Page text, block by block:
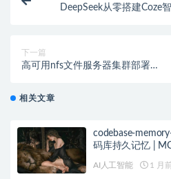
DeepSeek从零搭建Coze
下一篇
高可用nfs文件服务器集群部署
相关文章
codebase-
码库持久记忆 |
AI人工智能 1 月